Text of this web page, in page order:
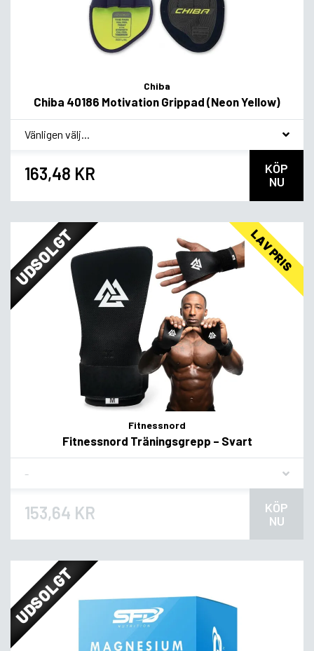
Chiba
Chiba 40186 Motivation Grippad (Neon Yellow)
* Smakvariant
163,48 KR
KÖP
NU
UDSOLGT LAV PRIS
Fitnessnord
Fitnessnord Träningsgrepp – Svart
153,64 KR
KÖP
NU
UDSOLGT